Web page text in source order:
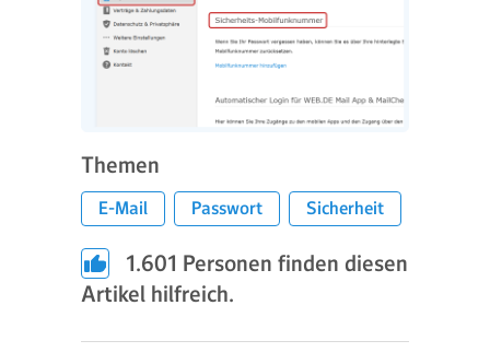
Themen
E-Mail Passwort Sicherheit
1.601 Personen finden diesen
Artikel hilfreich.